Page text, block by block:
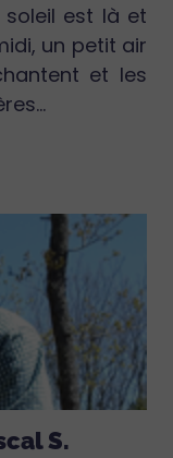
soleil est là et
un petit air
et les
S.